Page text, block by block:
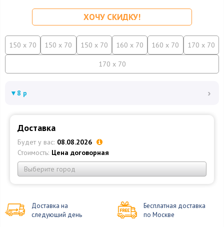
ХОЧУ СКИДКУ!
150 x 70 150 x 70 150 x 70 160 x 70 160 x 70 170 x 70
170 x 70
▼ 8 р ›
Доставка
Будет у вас: 08.08.2026
Стоимость: Цена договорная
Выберите город
Доставка на
следующий день
Бесплатная доставка
по Москве